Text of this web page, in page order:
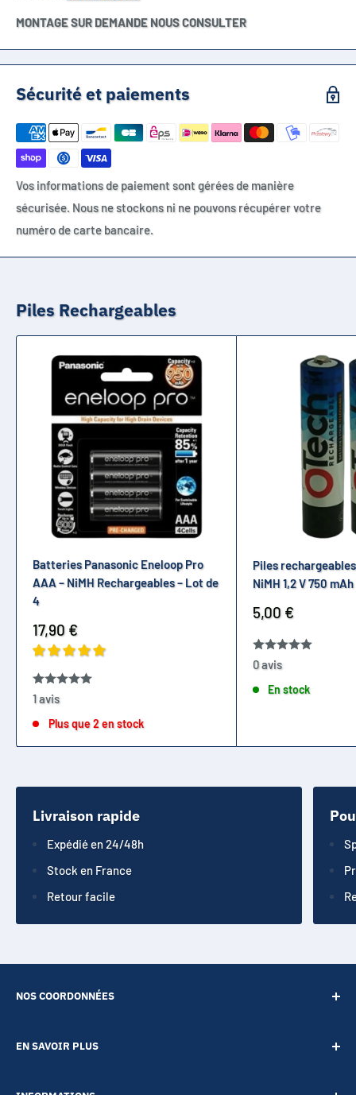
MONTAGE SUR DEMANDE NOUS CONSULTER
Sécurité et paiements
Vos informations de paiement sont gérées de manière
sécurisée. Nous ne stockons ni ne pouvons récupérer votre
numéro de carte bancaire.
Piles Rechargeables
Batteries Panasonic Eneloop Pro
AAA – NiMH Rechargeables – Lot de
4
Prix
réduit
17,90 €
1 avis
Plus que 2 en stock
Piles
NiMH 1,2 V 750
Prix
réduit
5,00 €
0 avis
En stock
Livraison rapide
Expédié en 24/48h
Stock en France
Retour facile
NOS COORDONNÉES
EN SAVOIR PLUS